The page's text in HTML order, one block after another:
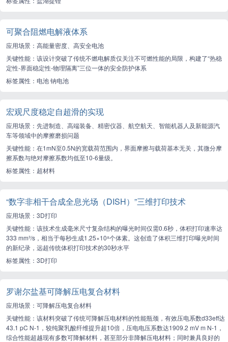
可聚合阻燃电解液体系
应用场景：高能量密度、高安全电池
关键性能：该设计突破了传统不燃电解质仅关注不可燃性能的局限，构建了“热稳
定性-界面稳定性-物理隔离”三位一体的安全防护体系
标签属性：电池 钠电池
宏观尺度稳定自超滑的实现
应用场景：先进制造、高端装备、精密仪器、航空航天、智能机器人及新能源汽
车等领域中的摩擦磨损问题
关键性能：在1mN至0.5N的宽载荷范围内，界面摩擦与载荷基本无关，其微分摩
擦系数与绝对摩擦系数均低至10-6量级。
标签属性：超材料
“数字非相干合成全息光场（DISH）”三维打印技术
应用场景：3D打印
关键性能：该技术生成毫米尺寸复杂结构的曝光时间仅需0.6秒，体积打印速率达
333 mm³/s，相当于每秒生成1.25×10⁸个体素。这创造了体积三维打印曝光时间
的新纪录，远超传统体积打印技术的30秒水平
标签属性：3D打印
罗谢尔盐基可降解压电复合材料
应用场景：可降解压电复合材料
关键性能：该材料突破了传统可降解压电材料的性能瓶颈，有效压电系数d33eff达
43.1 pC N-1，较纯聚乳酸纤维提升超10倍，压电电压系数达1909.2 mV m N-1，
综合性能超越现有多数可降解材料，甚至部分非降解压电材料；同时兼具良好的